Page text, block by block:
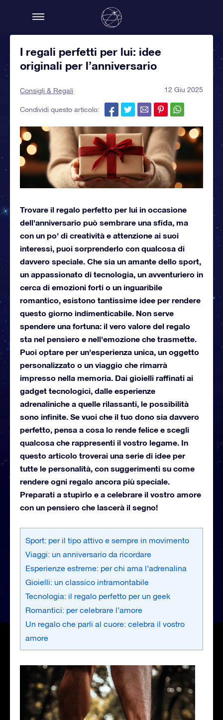
I regali perfetti per lui: idee
originali per l’anniversario
Consigli & Regali 12 Giu 2025
Condividi questo articolo:
Trovare il regalo perfetto per lui in occasione
dell'anniversario può sembrare una sfida, ma
con un po' di creatività e attenzione ai suoi
interessi, puoi sorprenderlo con qualcosa di
davvero speciale. Che sia un amante dello sport,
un appassionato di tecnologia, un avventuriero in
cerca di emozioni forti o un inguaribile
romantico, esistono tantissime idee per rendere
questo giorno indimenticabile. Non serve
spendere una fortuna: il vero valore del regalo
sta nel pensiero e nell'emozione che trasmette.
Puoi optare per un'esperienza unica, un oggetto
personalizzato o un viaggio che rimarrà
impresso nella memoria. Dai gioielli raffinati ai
gadget tecnologici, dalle esperienze
adrenaliniche a quelle rilassanti, le possibilità
sono infinite. Se vuoi che il tuo dono sia davvero
perfetto, pensa a cosa lo rende felice e scegli
qualcosa che rappresenti il vostro legame. In
questo articolo troverai una serie di idee per
tutte le personalità, con suggerimenti su come
rendere ogni regalo ancora più speciale.
Preparati a stupirlo e a celebrare il vostro amore
con un pensiero che lascerà il segno!
Sport: per il tipo attivo e sempre in movimento
Viaggi: un anniversario da ricordare
Esperienze estreme: per chi ama l’adrenalina
Gioielli: un classico intramontabile
Tecnologia: il regalo perfetto per un geek
Romantici: per celebrare l’amore
Un regalo che parli al cuore: celebra il vostro
amore